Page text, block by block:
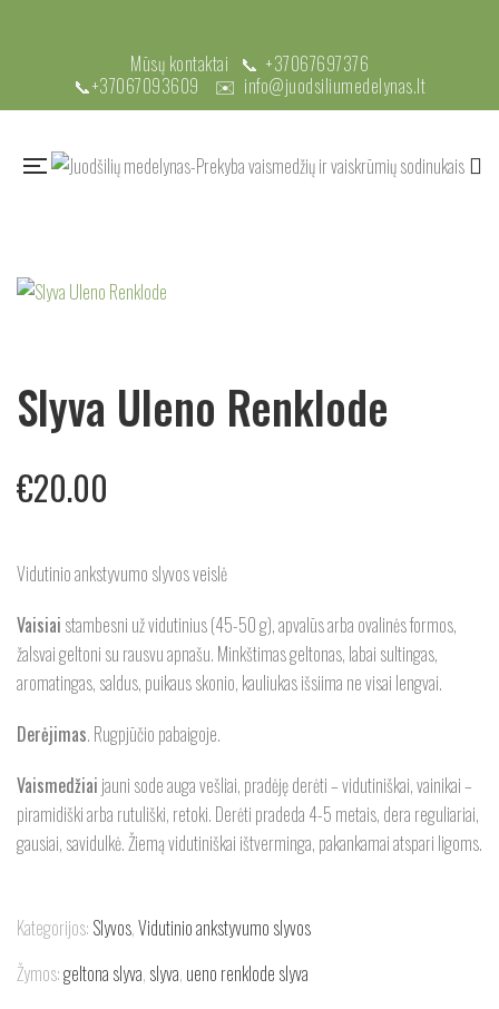
Mūsų kontaktai 📞 +37067697376
📞+37067093609 ✉️ info@juodsiliumedelynas.lt
Slyva Uleno Renklode
€20.00
Vidutinio ankstyvumo slyvos veislė
Vaisiai stambesni už vidutinius (45-50 g), apvalūs arba ovalinės formos,
žalsvai geltoni su rausvu apnašu. Minkštimas geltonas, labai sultingas,
aromatingas, saldus, puikaus skonio, kauliukas išsiima ne visai lengvai.
Derėjimas. Rugpjūčio pabaigoje.
Vaismedžiai jauni sode auga vešliai, pradėję derėti – vidutiniškai, vainikai –
piramidiški arba rutuliški, retoki. Derėti pradeda 4-5 metais, dera reguliariai,
gausiai, savidulkė. Žiemą vidutiniškai ištverminga, pakankamai atspari ligoms.
Kategorijos: Slyvos,Vidutinio ankstyvumo slyvos
Žymos:geltona slyva, slyva, ueno renklode slyva